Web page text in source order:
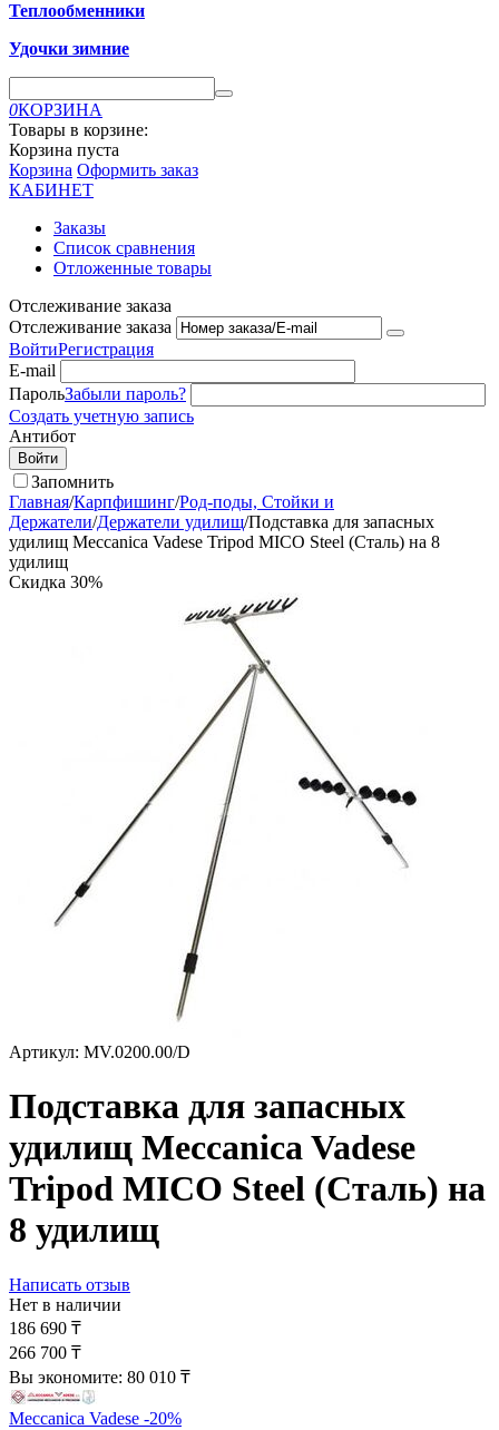
Теплообменники
Удочки зимние
0КОРЗИНА
Товары в корзине:
Корзина пуста
Корзина Оформить заказ
КАБИНЕТ
Заказы
Список сравнения
Отложенные товары
Отслеживание заказа
Отслеживание заказа
ВойтиРегистрация
E-mail
ПарольЗабыли пароль?
Создать учетную запись
Антибот
Войти
Запомнить
Главная/Карпфишинг/Род-поды, Стойки и
Держатели/Держатели удилищ/Подставка для запасных
удилищ Meccanica Vadese Tripod MICO Steel (Сталь) на 8
удилищ
Скидка 30%
Артикул: MV.0200.00/D
Подставка для запасных
удилищ Meccanica Vadese
Tripod MICO Steel (Сталь) на
8 удилищ
Написать отзыв
Нет в наличии
186 690 ₸
266 700 ₸
Вы экономите: 80 010 ₸
Meccanica Vadese -20%